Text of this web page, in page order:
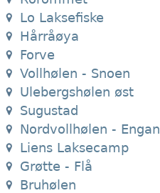
Lo Laksefiske
Hårråøya
Forve
Vollhølen - Snoen
Ulebergshølen øst
Sugustad
Nordvollhølen - Engan
Liens Laksecamp
Grøtte - Flå
Bruhølen